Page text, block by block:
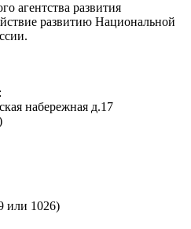
агентства развития
развитию Национальной
набережная д.17
или 1026)